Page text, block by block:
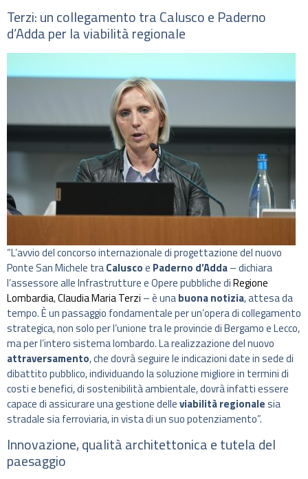
Terzi: un collegamento tra Calusco e Paderno
d’Adda per la viabilità regionale
“L’avvio del concorso internazionale di progettazione del nuovo
Ponte San Michele traCaluscoe Paderno d’Adda– dichiara
l’assessore alle Infrastrutture e Opere pubbliche diRegione
Lombardia,Claudia Maria Terzi – è unabuona notizia, attesa da
tempo. È un passaggio fondamentale per un’opera di collegamento
strategica, non solo per l’unione tra le provincie di Bergamo e Lecco,
ma per l’intero sistema lombardo. La realizzazione del nuovo
attraversamento, che dovrà seguire le indicazioni date in sede di
dibattito pubblico, individuando la soluzione migliore in termini di
costi e benefici, di sostenibilità ambientale, dovrà infatti essere
capace di assicurare una gestione delleviabilità regionalesia
stradale sia ferroviaria, in vista di un suo potenziamento”.
Innovazione, qualità architettonica e tutela del
paesaggio